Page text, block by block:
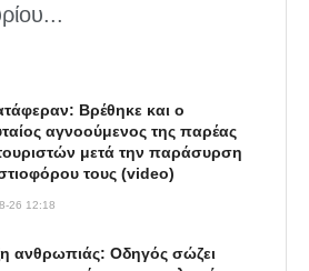
Βρέθηκε και ο
αγνοούμενος της παρέας
μετά την παράσυρση
τους (video)
26 12:18
ανθρωπιάς: Οδηγός σώζει